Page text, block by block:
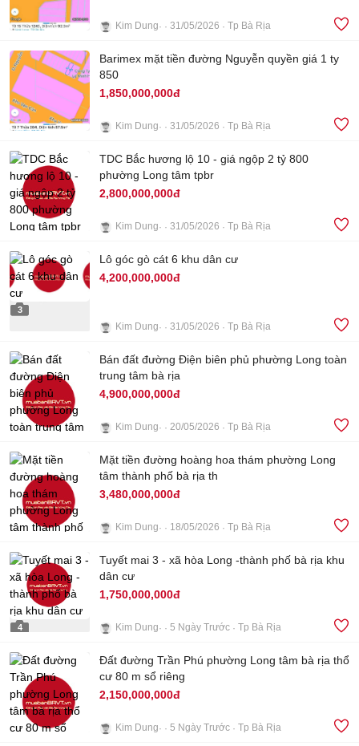
Kim Dung 31/05/2026 Tp Bà Rịa
Barimex mặt tiền đường Nguyễn quyền giá 1 ty
850
1,850,000,000đ
Kim Dung 31/05/2026 Tp Bà Rịa
TDC Bắc hương lộ 10 - giá ngộp 2 tỷ 800
phường Long tâm tpbr
2,800,000,000đ
Kim Dung 31/05/2026 Tp Bà Rịa
3
Lô góc gò cát 6 khu dân cư
4,200,000,000đ
Kim Dung 31/05/2026 Tp Bà Rịa
5
Bán đất đường Điện biên phủ phường Long toàn
trung tâm bà rịa
4,900,000,000đ
Kim Dung 20/05/2026 Tp Bà Rịa
5
Mặt tiền đường hoàng hoa thám phường Long
tâm thành phố bà rịa th
3,480,000,000đ
Kim Dung 18/05/2026 Tp Bà Rịa
4
Tuyết mai 3 - xã hòa Long -thành phố bà rịa khu
dân cư
1,750,000,000đ
Kim Dung 5 Ngày Trước Tp Bà Rịa
Đất đường Trần Phú phường Long tâm bà rịa thổ
cư 80 m sổ riêng
2,150,000,000đ
Kim Dung 5 Ngày Trước Tp Bà Rịa